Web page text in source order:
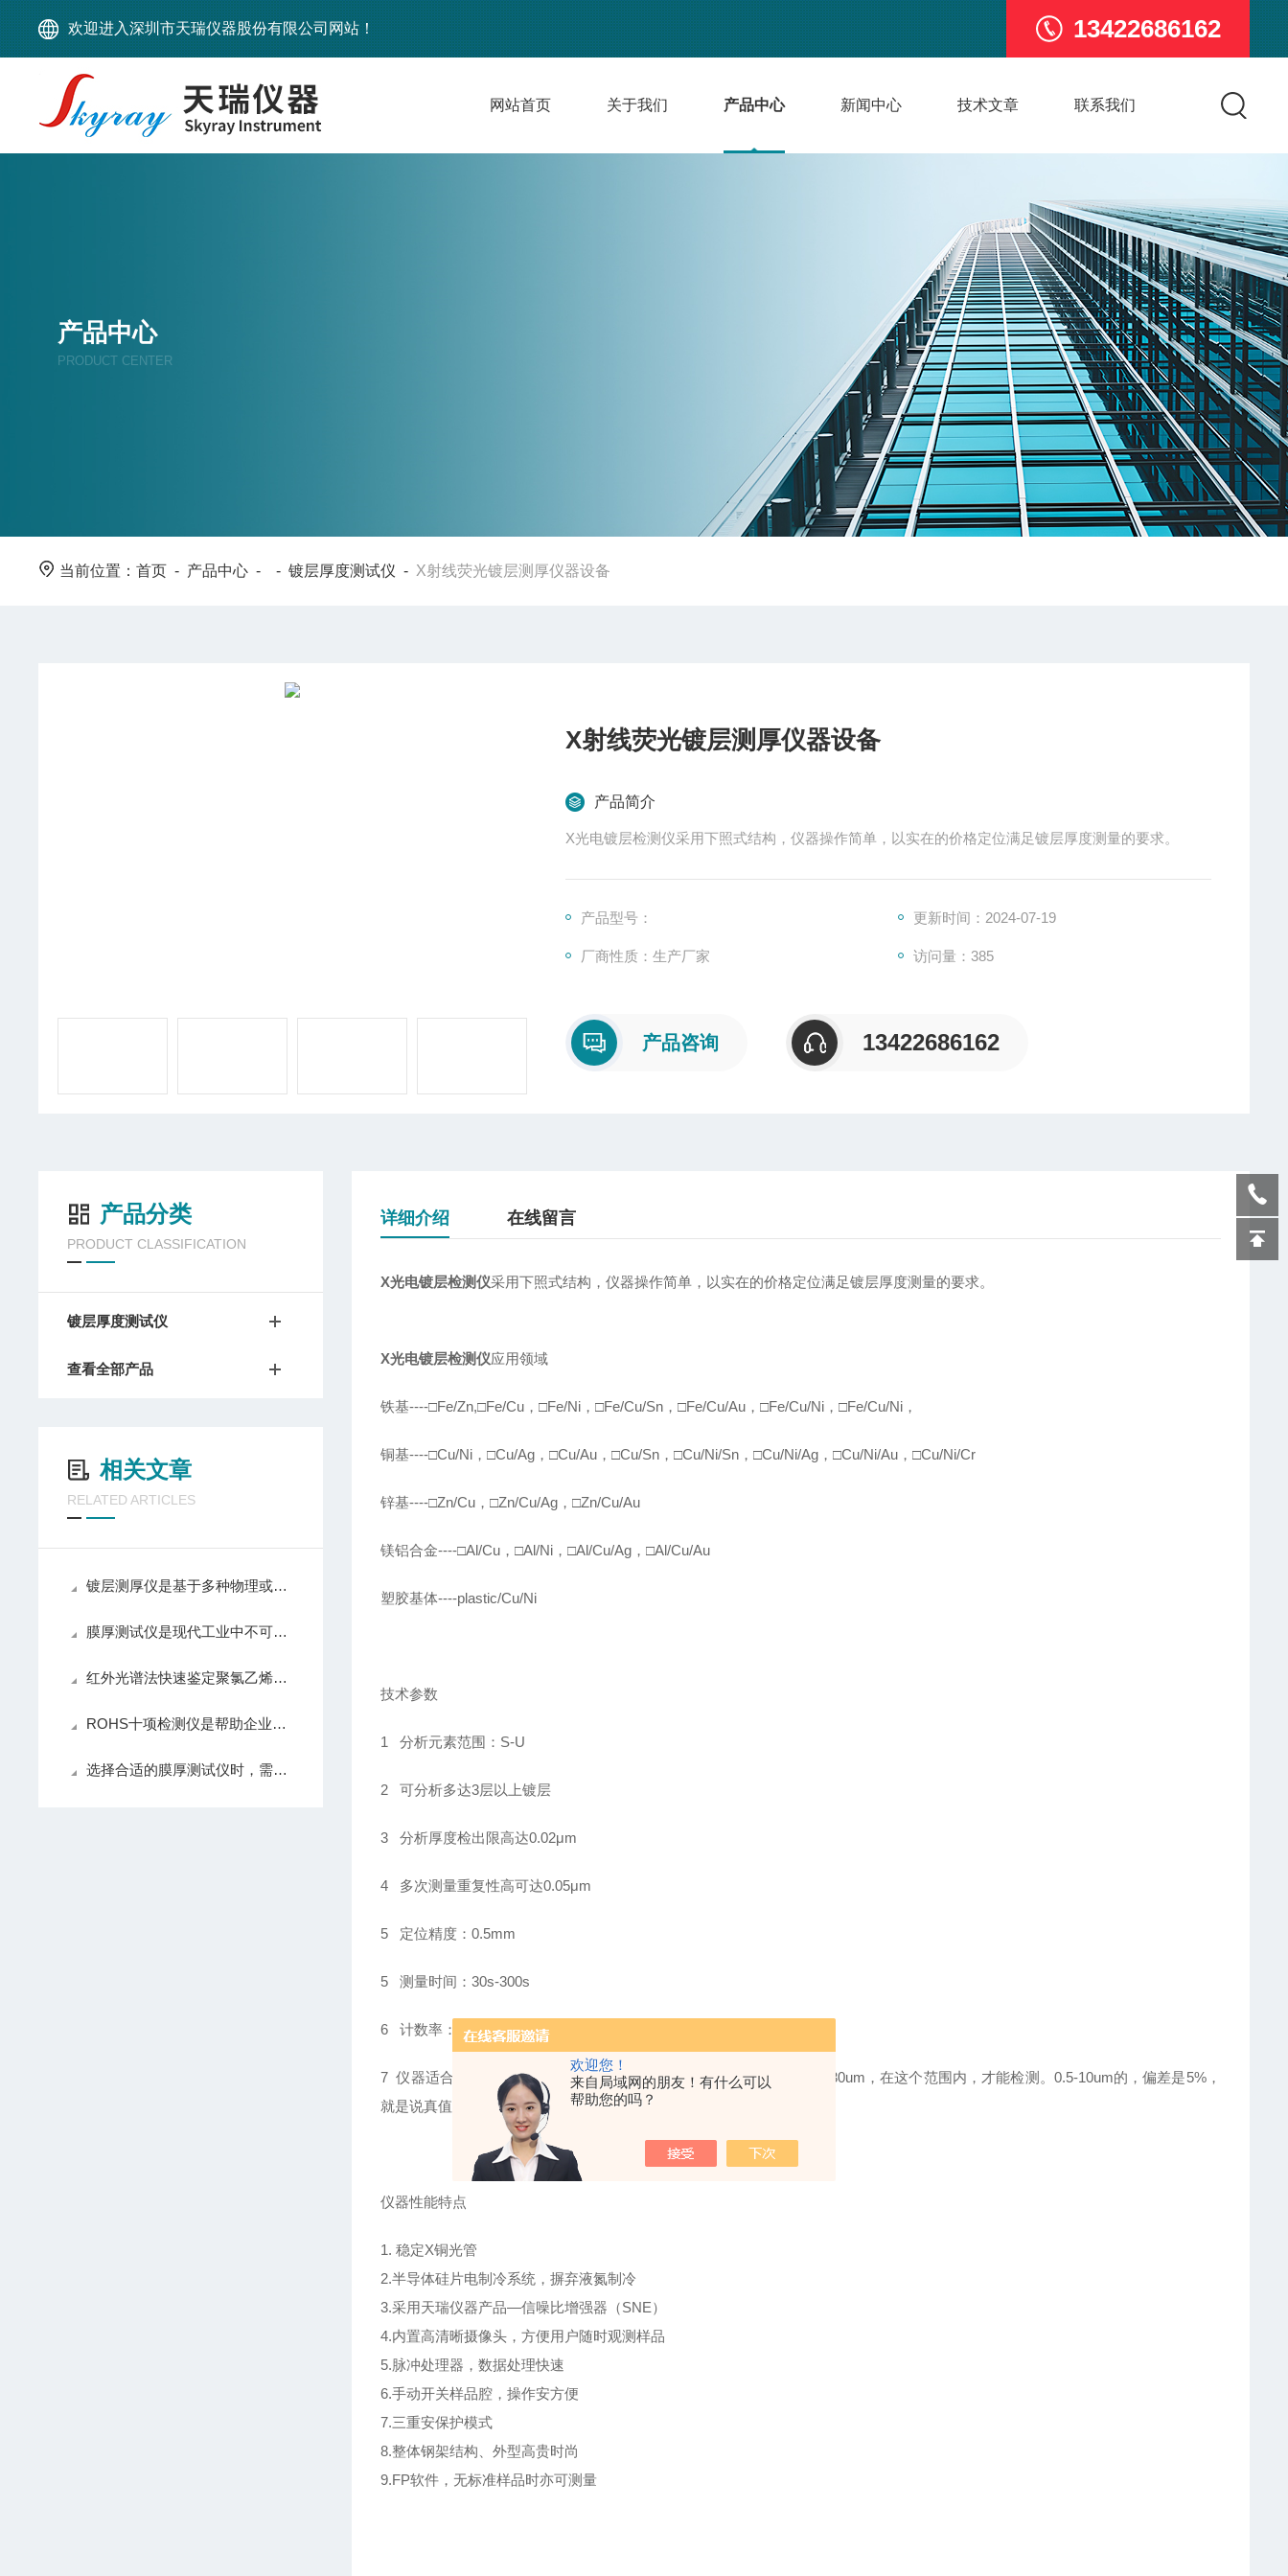
欢迎您！
来自局域网的朋友！有什么可以
帮助您的吗？
欢迎进入深圳市天瑞仪器股份有限公司网站！ 13422686162
网站首页 关于我们 产品中心 新闻中心 技术文章 联系我们
产品中心
PRODUCT CENTER
当前位置：首页 - 产品中心 - -镀层厚度测试仪 - X射线荧光镀层测厚仪器设备
X射线荧光镀层测厚仪器设备
产品简介
X光电镀层检测仪采用下照式结构，仪器操作简单，以实在的价格定位满足镀层厚度测量的要求。
产品型号： 更新时间：2024-07-19
厂商性质：生产厂家 访问量：385
产品咨询 13422686162
产品分类
PRODUCT CLASSIFICATION
镀层厚度测试仪
查看全部产品
相关文章
RELATED ARTICLES
镀层测厚仪是基于多种物理或化学原理设计的
膜厚测试仪是现代工业中不可少的测量工具之一
红外光谱法快速鉴定聚氯乙烯塑料中增塑剂邻苯二甲酸酯
ROHS十项检测仪是帮助企业确保产品环保合规的核心仪器
选择合适的膜厚测试仪时，需要考虑多个因素
详细介绍 在线留言
X光电镀层检测仪采用下照式结构，仪器操作简单，以实在的价格定位满足镀层厚度测量的要求。
X光电镀层检测仪应用领域
铁基----□Fe/Zn,□Fe/Cu，□Fe/Ni，□Fe/Cu/Sn，□Fe/Cu/Au，□Fe/Cu/Ni，□Fe/Cu/Ni，
铜基----□Cu/Ni，□Cu/Ag，□Cu/Au，□Cu/Sn，□Cu/Ni/Sn，□Cu/Ni/Ag，□Cu/Ni/Au，□Cu/Ni/Cr
锌基----□Zn/Cu，□Zn/Cu/Ag，□Zn/Cu/Au
镁铝合金----□Al/Cu，□Al/Ni，□Al/Cu/Ag，□Al/Cu/Au
塑胶基体----plastic/Cu/Ni
技术参数
1 分析元素范围：S-U
2 可分析多达3层以上镀层
3 分析厚度检出限高达0.02μm
4 多次测量重复性高可达0.05μm
5 定位精度：0.5mm
5 测量时间：30s-300s
6 计数率：1000-8000cps
7 仪器适合测试平面。以单层Fe镀Ni的标样为例，分析的范围是0.02—30um，在这个范围内，才能检测。0.5-10um的，偏差是5%，
就是说真值是1um，用仪器测试的值是0.95-1.05um。
仪器性能特点
1. 稳定X铜光管
2.半导体硅片电制冷系统，摒弃液氮制冷
3.采用天瑞仪器产品—信噪比增强器（SNE）
4.内置高清晰摄像头，方便用户随时观测样品
5.脉冲处理器，数据处理快速
6.手动开关样品腔，操作安方便
7.三重安保护模式
8.整体钢架结构、外型高贵时尚
9.FP软件，无标准样品时亦可测量